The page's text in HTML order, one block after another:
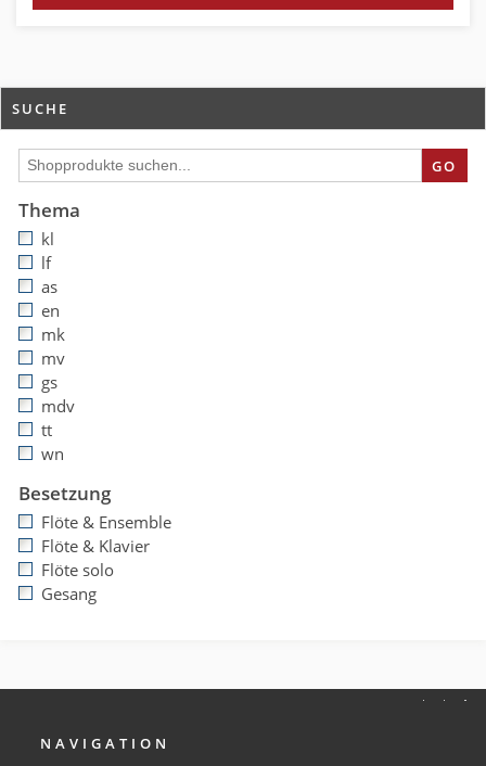
SUCHE
GO
Thema
kl
lf
as
en
mk
mv
gs
mdv
tt
wn
Besetzung
Flöte & Ensemble
Flöte & Klavier
Flöte solo
Gesang
NAVIGATION